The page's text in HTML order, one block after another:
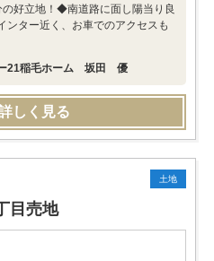
好立地！◆南道路に面し陽当り良
ンター近く、お車でのアクセスも
21稲毛ホーム 坂田 優
しく見る
土地
目売地